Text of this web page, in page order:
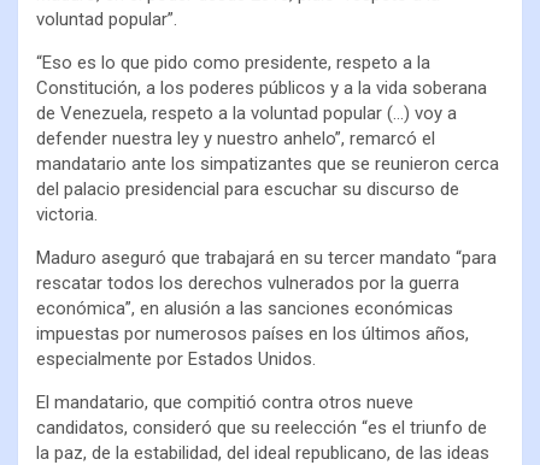
voluntad popular”.
“Eso es lo que pido como presidente, respeto a la
Constitución, a los poderes públicos y a la vida soberana
de Venezuela, respeto a la voluntad popular (…) voy a
defender nuestra ley y nuestro anhelo”, remarcó el
mandatario ante los simpatizantes que se reunieron cerca
del palacio presidencial para escuchar su discurso de
victoria.
Maduro aseguró que trabajará en su tercer mandato “para
rescatar todos los derechos vulnerados por la guerra
económica”, en alusión a las sanciones económicas
impuestas por numerosos países en los últimos años,
especialmente por Estados Unidos.
El mandatario, que compitió contra otros nueve
candidatos, consideró que su reelección “es el triunfo de
la paz, de la estabilidad, del ideal republicano, de las ideas